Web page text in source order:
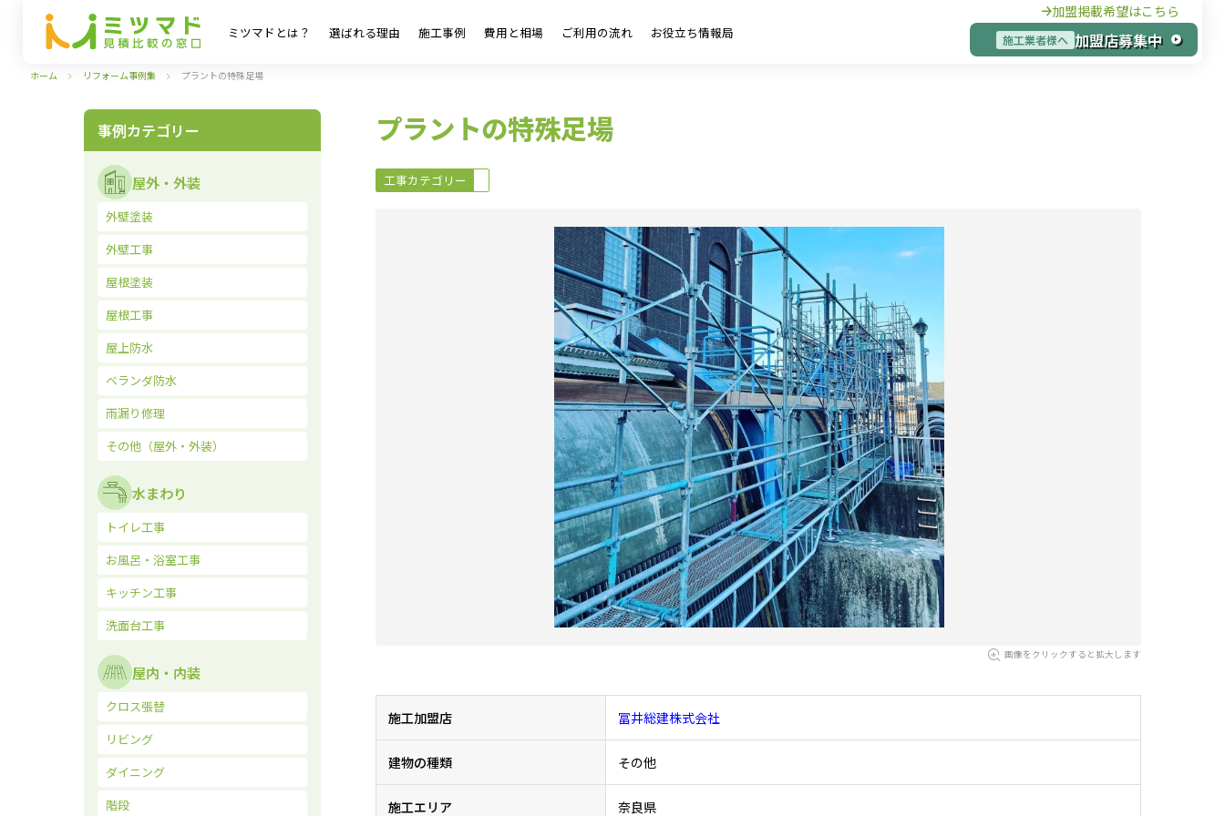
ミツマドとは？ 選ばれる理由 施工事例 費用と相場 ご利用の流れ お役立ち情報局
加盟掲載希望はこちら
施工業者様へ 加盟店募集中
ホーム リフォーム事例集 プラントの特殊足場
プラントの特殊足場
工事カテゴリー
画像をクリックすると拡大します
施工加盟店 冨井総建株式会社
建物の種類 その他
施工エリア 奈良県
事例カテゴリー
屋外・外装
外壁塗装
外壁工事
屋根塗装
屋根工事
屋上防水
ベランダ防水
雨漏り修理
その他（屋外・外装）
水まわり
トイレ工事
お風呂・浴室工事
キッチン工事
洗面台工事
屋内・内装
クロス張替
リビング
ダイニング
階段